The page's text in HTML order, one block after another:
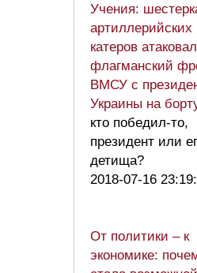
Учения:
артиллерийских
катеров
флагманский
ВМСУ с
Украины на
кто победил-то,
президент или
детища?
2018-07-16
От политики – к
экономике: